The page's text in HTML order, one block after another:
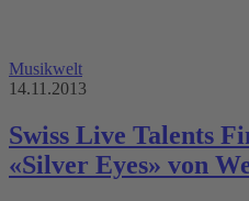
Musikwelt
14.11.2013
Swiss Live Talents
«Silver Eyes» von